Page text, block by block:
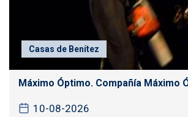
Casas de Benítez
Máximo Óptimo. Compañía Máximo
10-08-2026